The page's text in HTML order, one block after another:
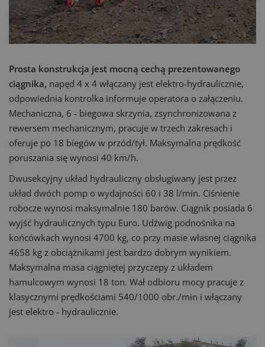
Prosta konstrukcja jest mocną cechą prezentowanego
ciągnika, napęd 4 x 4 włączany jest elektro-hydraulicznie,
odpowiednia kontrolka informuje operatora o załączeniu.
Mechaniczna, 6 - biegowa skrzynia, zsynchronizowana z
rewersem mechanicznym, pracuje w trzech zakresach i
oferuje po 18 biegów w przód/tył. Maksymalna prędkość
poruszania się wynosi 40 km/h.
Dwusekcyjny układ hydrauliczny obsługiwany jest przez
układ dwóch pomp o wydajności 60 i 38 l/min. Ciśnienie
robocze wynosi maksymalnie 180 barów. Ciągnik posiada 6
wyjść hydraulicznych typu Euro. Udźwig podnośnika na
końcówkach wynosi 4700 kg, co przy masie własnej ciągnika
4658 kg z obciążnikami jest bardzo dobrym wynikiem.
Maksymalna masa ciągniętej przyczepy z układem
hamulcowym wynosi 18 ton. Wał odbioru mocy pracuje z
klasycznymi prędkościami 540/1000 obr./min i włączany
jest elektro - hydraulicznie.